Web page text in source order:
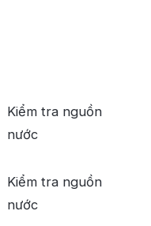
Kiểm tra nguồn
nước
Kiểm tra nguồn
nước